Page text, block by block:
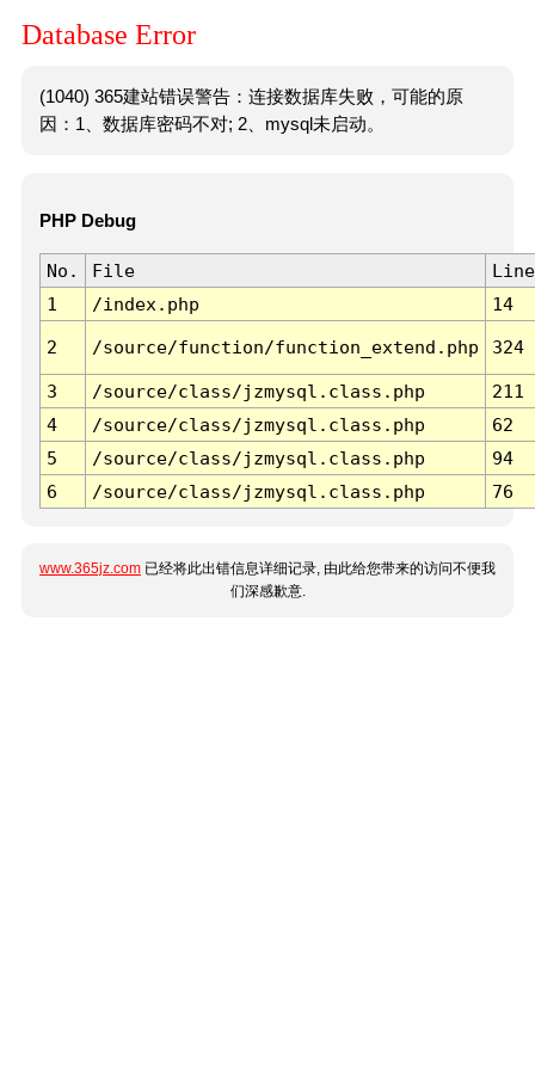
Database Error
(1040) 365建站错误警告：连接数据库失败，可能的原
因：1、数据库密码不对; 2、mysql未启动。
PHP Debug
No. File
Line
1
/index.php 14
2 /source/function/function_extend.php 324
3 /source/class/jzmysql.class.php
211
4
/source/class/jzmysql.class.php
62
5
/source/class/jzmysql.class.php
94
6
/source/class/jzmysql.class.php 76
www.365jz.com 已经将此出错信息详细记录, 由此给您带来的访问不便我
们深感歉意.